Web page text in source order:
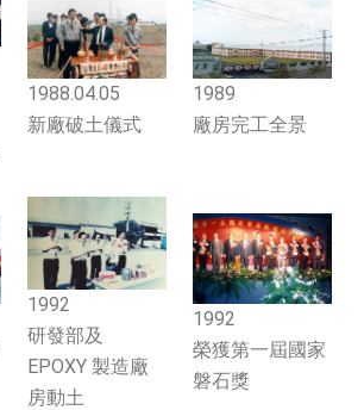
1988.04.05
新廠破土儀式
1989
廠房完工全景
1992
研發部及
EPOXY 製造廠
房動土
1992
榮獲第一屆國家
磐石獎